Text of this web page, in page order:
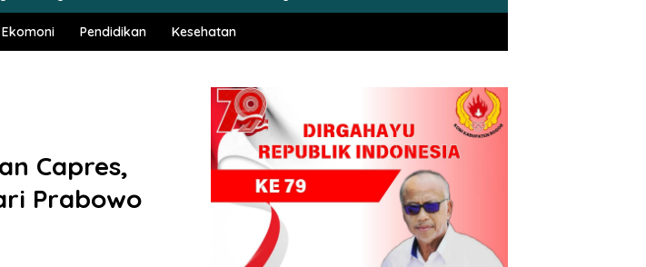
Ekomoni Pendidikan Kesehatan
Capres,
Prabowo